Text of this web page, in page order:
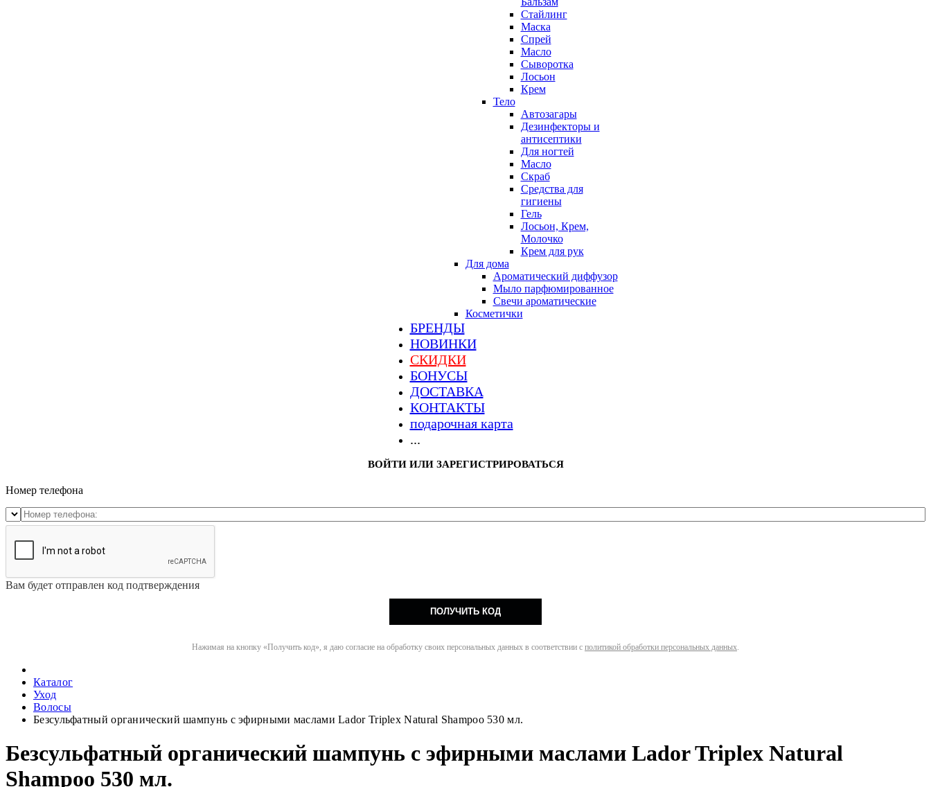
Стайлинг
Маска
Спрей
Масло
Сыворотка
Лосьон
Крем
Тело
Автозагары
Дезинфекторы и
антисептики
Для ногтей
Масло
Скраб
Средства для
гигиены
Гель
Лосьон, Крем,
Молочко
Крем для рук
Для дома
Ароматический диффузор
Мыло парфюмированное
Свечи ароматические
Косметички
БРЕНДЫ
НОВИНКИ
СКИДКИ
БОНУСЫ
ДОСТАВКА
КОНТАКТЫ
подарочная карта
...
ВОЙТИ ИЛИ ЗАРЕГИСТРИРОВАТЬСЯ
Номер телефона
Вам будет отправлен код подтверждения
ПОЛУЧИТЬ КОД
Нажимая на кнопку «Получить код», я даю согласие на обработку своих персональных данных в соответствии с политикой обработки персональных данных.
Каталог
Уход
Волосы
Безсульфатный органический шампунь с эфирными маслами Lador Triplex Natural Shampoo 530 мл.
Безсульфатный органический шампунь с эфирными маслами Lador Triplex Natural
Shampoo 530 мл.